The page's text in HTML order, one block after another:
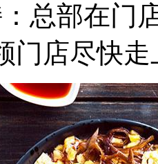
总部在门
门店尽快